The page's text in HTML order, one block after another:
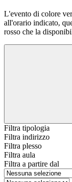
L'evento di colore
all'orario indicato,
rosso che la
Filtra tipologia
Filtra indirizzo
Filtra plesso
Filtra aula
Filtra a partire dal